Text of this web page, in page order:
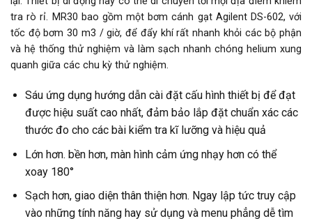
tra rò rỉ. MR30 bao gồm một bơm cánh gạt Agilent DS-602, với
tốc độ bơm 30 m3 / giờ, để đẩy khí rất nhanh khỏi các bộ phận
và hệ thống thử nghiệm và làm sạch nhanh chóng helium xung
quanh giữa các chu kỳ thử nghiệm.
Sáu ứng dụng hướng dẫn cài đặt cấu hình thiết bị để đạt
được hiệu suất cao nhất, đảm bảo lắp đặt chuẩn xác các
thước đo cho các bài kiểm tra kĩ lưỡng và hiệu quả
Lớn hơn. bền hơn, màn hình cảm ứng nhạy hơn có thể
xoay 180°
Sạch hơn, giao diện thân thiện hơn. Ngay lập tức truy cập
vào những tính năng hay sử dụng và menu phẳng dễ tìm